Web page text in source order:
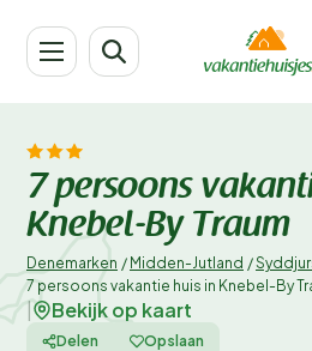
7 persoons
Knebel-By Traum
Denemarken / Midden-Jutland /
7 persoons vakantie huis in Knebel-By
Bekijk op kaart
Delen Opslaan